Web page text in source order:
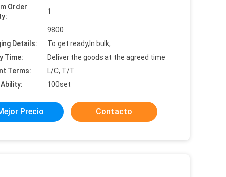
Order
1
9800
Details:
To get ready,In bulk,
Time:
Deliver the goods at the agreed time
Terms:
L/C, T/T
100set
Precio Contacto